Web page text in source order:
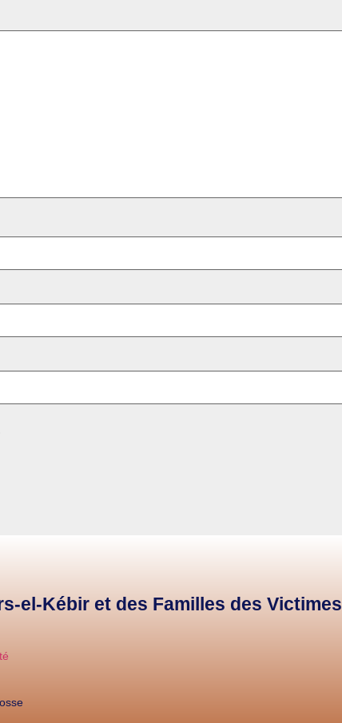
el-Kébir et des Familles des Victimes